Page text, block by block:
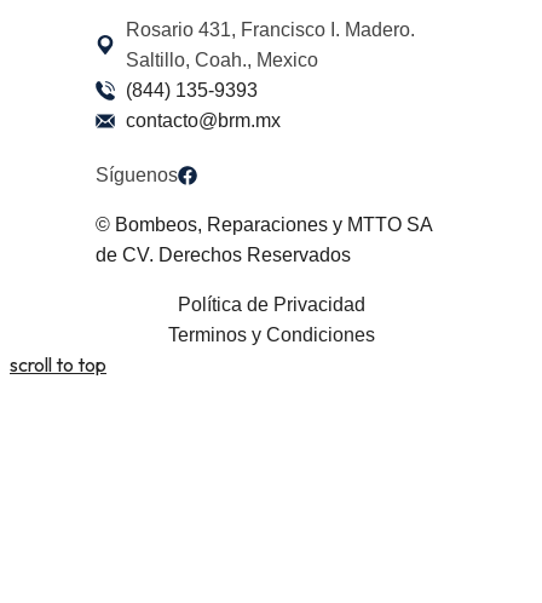
Rosario 431, Francisco I. Madero.
Saltillo, Coah., Mexico
(844) 135-9393
contacto@brm.mx
Síguenos
© Bombeos, Reparaciones y MTTO SA
de CV. Derechos Reservados
Política de Privacidad
Terminos y Condiciones
scroll to top